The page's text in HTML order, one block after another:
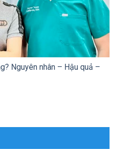
Nguyên nhân – Hậu quả –